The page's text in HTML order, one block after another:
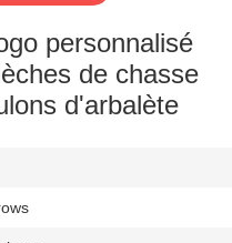
personnalisé
de chasse
d'arbalète